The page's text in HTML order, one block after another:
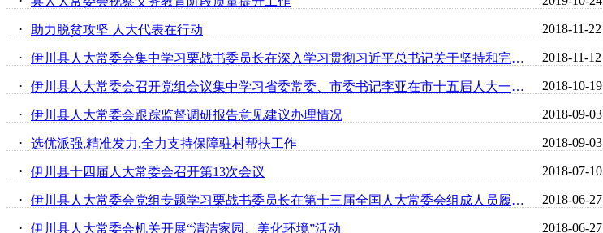
· 助力脱贫攻坚 人大代表在行动 2018-11-22
· 伊川县人大常委会集中学习栗战书委员长在深入学习贯彻习近平总书记关于坚持和完善人民代表大会... 2018-11-12
· 伊川县人大常委会召开党组会议集中学习省委常委、市委书记李亚在市十五届人大一次会议闭幕时的... 2018-10-19
· 伊川县人大常委会跟踪监督调研报告意见建议办理情况 2018-09-03
· 选优派强,精准发力,全力支持保障驻村帮扶工作 2018-09-03
· 伊川县十四届人大常委会召开第13次会议 2018-07-10
· 伊川县人大常委会党组专题学习栗战书委员长在第十三届全国人大常委会组成人员履职学习专题讲座... 2018-06-27
· 伊川县人大常委会机关开展“清洁家园、美化环境”活动 2018-06-27